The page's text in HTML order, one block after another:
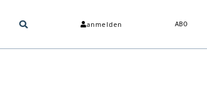
anmelden ABO